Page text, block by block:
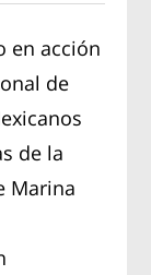
en acción
de
de la
Marina